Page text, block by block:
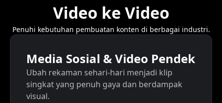
Video ke Video
Penuhi kebutuhan pembuatan konten di berbagai industri.
Media Sosial & Video Pendek
Ubah rekaman sehari-hari menjadi klip
singkat yang penuh gaya dan berdampak
visual.